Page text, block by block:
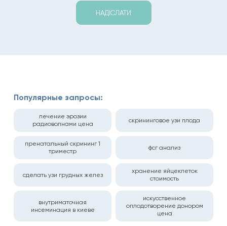
Популярные запросы:
лечение эрозии
радиоволнами цена
скрининговое узи плода
пренатальный скрининг 1
триместр
фсг анализ
сделать узи грудных желез
хранение яйцеклеток
стоимость
внутриматочная
инсеминация в киеве
искусственное
оплодотворение донором
цена